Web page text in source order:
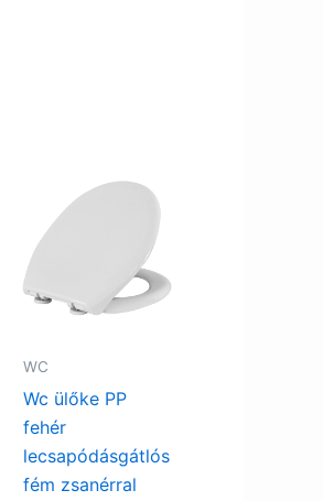
WC
Wc ülőke PP
fehér
lecsapódásgátlós
fém zsanérral